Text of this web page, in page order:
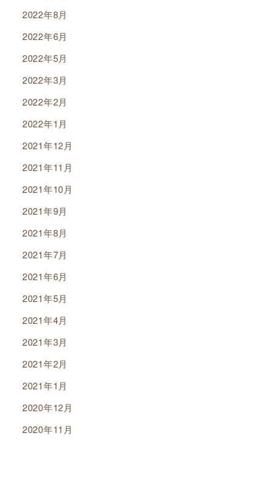
2022年8月
2022年6月
2022年5月
2022年3月
2022年2月
2022年1月
2021年12月
2021年11月
2021年10月
2021年9月
2021年8月
2021年7月
2021年6月
2021年5月
2021年4月
2021年3月
2021年2月
2021年1月
2020年12月
2020年11月